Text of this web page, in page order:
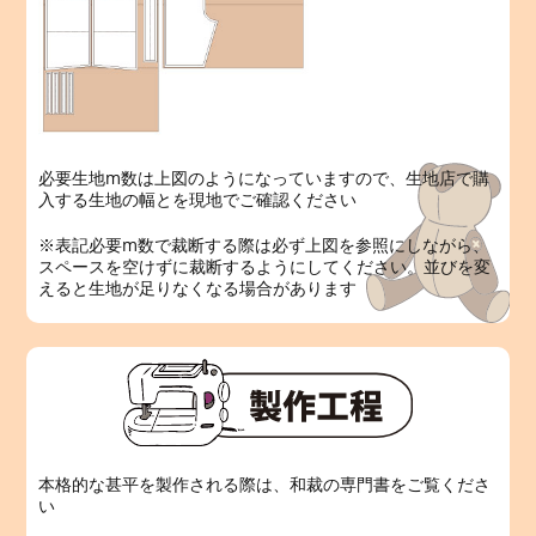
必要生地m数は上図のようになっていますので、生地店で購
入する生地の幅とを現地でご確認ください
※表記必要m数で裁断する際は必ず上図を参照にしながら、
スペースを空けずに裁断するようにしてください。並びを変
えると生地が足りなくなる場合があります
本格的な甚平を製作される際は、和裁の専門書をご覧くださ
い